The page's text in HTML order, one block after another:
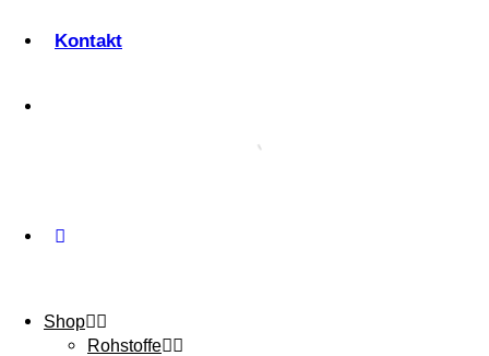
Kontakt
Shop
Rohstoffe